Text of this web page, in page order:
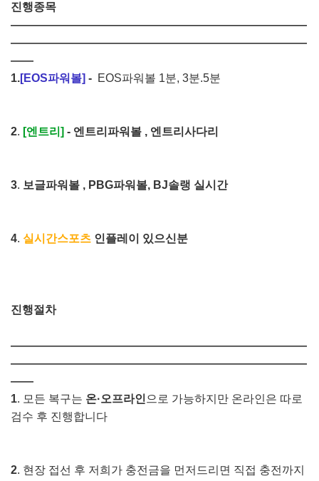
진행종목
――――――――――――――――――――――――――
――――――――――――――――――――――――――
――
1.[EOS파워볼] - EOS파워볼 1분, 3분.5분
2. [엔트리] - 엔트리파워볼 , 엔트리사다리
3. 보글파워볼 , PBG파워볼, BJ솔랭 실시간
4. 실시간스포츠 인플레이 있으신분
진행절차
――――――――――――――――――――――――――
――――――――――――――――――――――――――
――
1. 모든 복구는 온·오프라인 으로 가능하지만 온라인은 따로
검수 후 진행합니다
2. 현장 접선 후 저희가 충전금을 먼저드리면 직접 충전까지